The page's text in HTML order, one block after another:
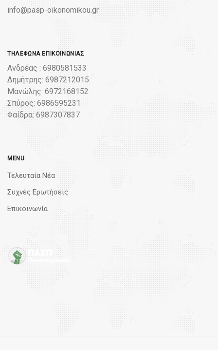
info@pasp-oikonomikou.gr
ΤΗΛΈΦΩΝΑ ΕΠΙΚΟΙΝΩΝΊΑΣ
Ανδρέας : 6980581533
Δημήτρης: 6987212015
Μανώλης: 6972168152
Σπύρος: 6986595231
Φαίδρα: 6987307837
MENU
Τελευταία Νέα
Συχνές Ερωτήσεις
Επικοινωνία